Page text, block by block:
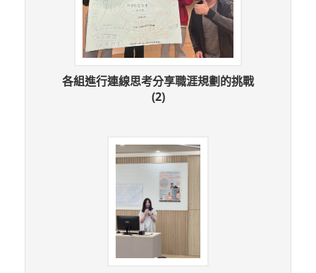
各組進行連線思考分享職涯規劃的挑戰
(2)